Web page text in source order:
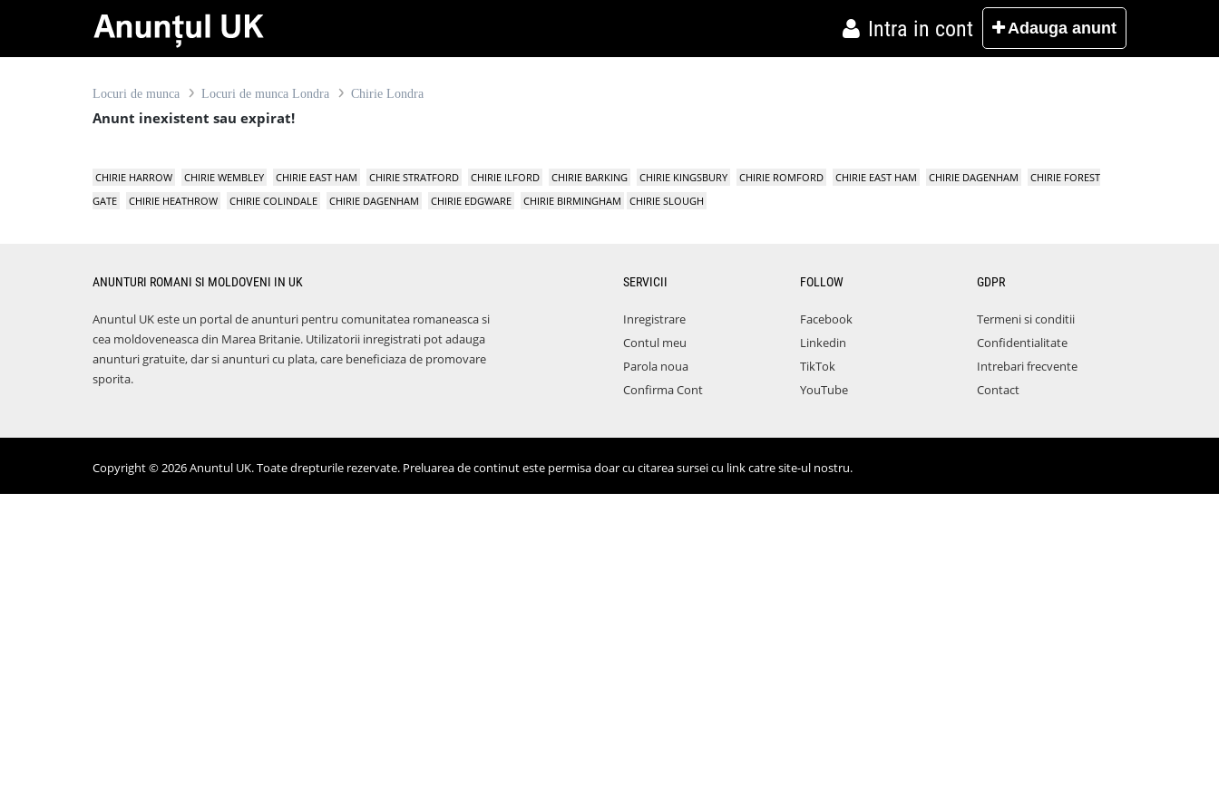
Intra in cont Adauga anunt
Locuri de munca Locuri de munca Londra Chirie Londra
Anunt inexistent sau expirat!
CHIRIE HARROW CHIRIE WEMBLEY CHIRIE EAST HAM CHIRIE STRATFORD CHIRIE ILFORD CHIRIE BARKING CHIRIE KINGSBURY CHIRIE ROMFORD CHIRIE EAST HAM CHIRIE DAGENHAM
CHIRIE FOREST
GATE
CHIRIE HEATHROW CHIRIE COLINDALE CHIRIE DAGENHAM CHIRIE EDGWARE CHIRIE BIRMINGHAM CHIRIE SLOUGH
ANUNTURI ROMANI SI MOLDOVENI IN UK
Anuntul UK este un portal de anunturi pentru comunitatea romaneasca si
cea moldoveneasca din Marea Britanie. Utilizatorii inregistrati pot adauga
anunturi gratuite, dar si anunturi cu plata, care beneficiaza de promovare
sporita.
SERVICII
Inregistrare
Contul meu
Parola noua
Confirma Cont
FOLLOW
Facebook
Linkedin
TikTok
YouTube
GDPR
Termeni si conditii
Confidentialitate
Intrebari frecvente
Contact
Copyright © 2026 Anuntul UK. Toate drepturile rezervate. Preluarea de continut este permisa doar cu citarea sursei cu link catre site-ul nostru.